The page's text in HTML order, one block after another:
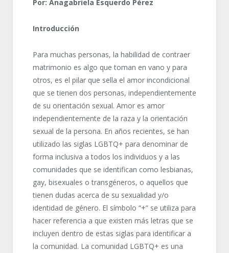
Por: Anagabriela Esquerdo Pérez
Introducción
Para muchas personas, la habilidad de contraer
matrimonio es algo que toman en vano y para
otros, es el pilar que sella el amor incondicional
que se tienen dos personas, independientemente
de su orientación sexual. Amor es amor
independientemente de la raza y la orientación
sexual de la persona. En años recientes, se han
utilizado las siglas LGBTQ+ para denominar de
forma inclusiva a todos los individuos y a las
comunidades que se identifican como lesbianas,
gay, bisexuales o transgéneros, o aquellos que
tienen dudas acerca de su sexualidad y/o
identidad de género. El símbolo “+” se utiliza para
hacer referencia a que existen más letras que se
incluyen dentro de estas siglas para identificar a
la comunidad. La comunidad LGBTQ+ es una